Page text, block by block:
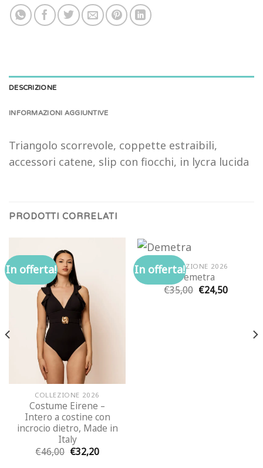
DESCRIZIONE
INFORMAZIONI AGGIUNTIVE
Triangolo scorrevole, coppette estraibili,
accessori catene, slip con fiocchi, in lycra lucida
PRODOTTI CORRELATI
In offerta!
COLLEZIONE 2026
Costume Eirene –
Intero a costine con
incrocio dietro, Made in
Italy
€46,00 Il
prezzo
€32,20Il
In offerta!COLLEZIONE 2026
Demetra
€35,00 Il
prezzo
€24,50Il